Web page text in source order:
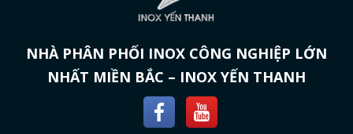
NHÀ PHÂN PHỐI INOX CÔNG NGHIỆP LỚN
NHẤT MIỀN BẮC – INOX YẾN THANH